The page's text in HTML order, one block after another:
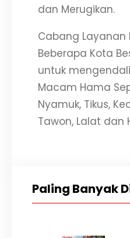
dan Merugikan.
Cabang Layanan
Beberapa Kota
untuk
Macam Hama
Nyamuk, Tikus,
Tawon, Lalat dan
Paling Banyak